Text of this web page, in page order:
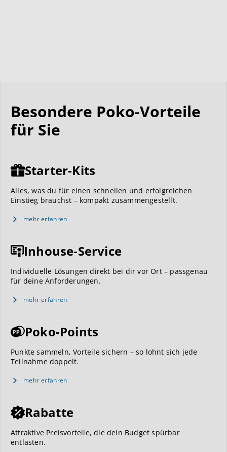
Besondere Poko-Vorteile
für Sie
Starter-Kits
Alles, was du für einen schnellen und erfolgreichen
Einstieg brauchst – kompakt zusammengestellt.
mehr erfahren
Inhouse-Service
Individuelle Lösungen direkt bei dir vor Ort – passgenau
für deine Anforderungen.
mehr erfahren
Poko-Points
Punkte sammeln, Vorteile sichern – so lohnt sich jede
Teilnahme doppelt.
mehr erfahren
Rabatte
Attraktive Preisvorteile, die dein Budget spürbar
entlasten.